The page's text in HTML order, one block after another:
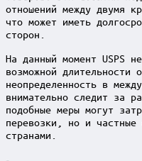
отношений между двумя
что может иметь
сторон.
На данный момент USPS
возможной длительности
неопределенность в
внимательно следит за
подобные меры могут
перевозки, но и частные
странами.